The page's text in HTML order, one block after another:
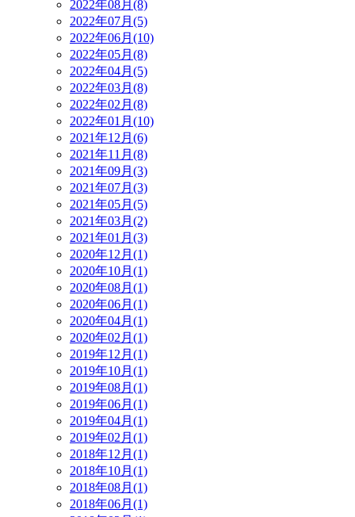
2022年08月(8)
2022年07月(5)
2022年06月(10)
2022年05月(8)
2022年04月(5)
2022年03月(8)
2022年02月(8)
2022年01月(10)
2021年12月(6)
2021年11月(8)
2021年09月(3)
2021年07月(3)
2021年05月(5)
2021年03月(2)
2021年01月(3)
2020年12月(1)
2020年10月(1)
2020年08月(1)
2020年06月(1)
2020年04月(1)
2020年02月(1)
2019年12月(1)
2019年10月(1)
2019年08月(1)
2019年06月(1)
2019年04月(1)
2019年02月(1)
2018年12月(1)
2018年10月(1)
2018年08月(1)
2018年06月(1)